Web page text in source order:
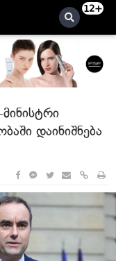
12+
დაინიშნება